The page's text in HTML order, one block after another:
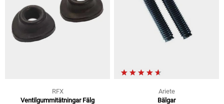
RFX
Ventilgummitätningar Fälg
Ariete
Bälgar